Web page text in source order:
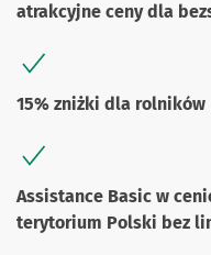
atrakcyjne ceny dla
15% zniżki dla rolników
Assistance Basic w
terytorium Polski bez